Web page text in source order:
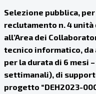
Selezione pubblica,
reclutamento n. 4
all’Area dei
tecnico informatico, da
per la durata di 6 mesi
settimanali), di
progetto “DEH2023-